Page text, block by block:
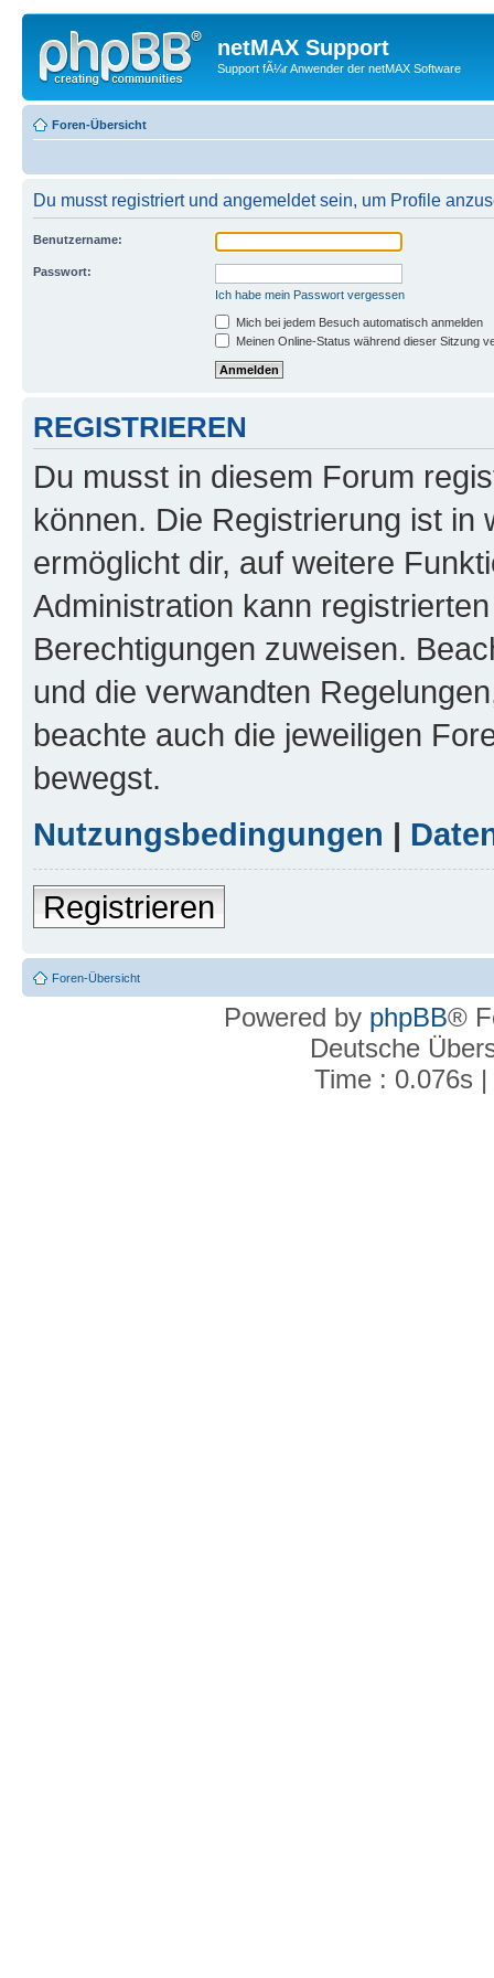
netMAX Support
Support fÃ¼r Anwender der netMAX Software
Foren-Übersicht
Du musst registriert und angemeldet sein, um Profile
Benutzername:
Passwort:
Ich habe mein Passwort vergessen
Mich bei jedem Besuch automatisch anmelden
Meinen Online-Status während dieser Sitzung
REGISTRIEREN
Du musst in diesem Forum
können. Die Registrierung ist in
ermöglicht dir, auf weitere
Administration kann
Berechtigungen zuweisen.
und die verwandten
beachte auch die jeweiligen
bewegst.
Nutzungsbedingungen |
Registrieren
Foren-Übersicht
Powered by phpBB®
Deutsche
Time : 0.076s